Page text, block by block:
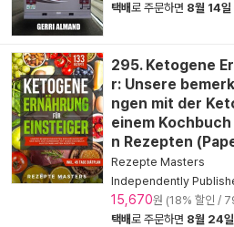
택배로 주문하면 8월 14일
295. Ketogene
r: Unsere
ngen mit der
einem
n Rezepten
Rezepte Masters
Independently
15,670원 (18% 할인 /
택배로 주문하면 8월 24일